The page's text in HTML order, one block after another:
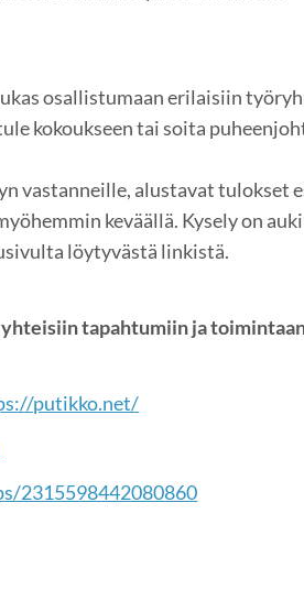
osallistumaan erilaisiin
kokoukseen tai soita
vastanneille, alustavat tulokset
keväällä. Kysely on
löytyvästä linkistä.
tapahtumiin ja
putikko.net/
2315598442080860